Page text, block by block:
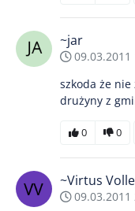
~jar
09.03.2011
szkoda że
drużyny z
0 0
~Virtus
09.03.2011